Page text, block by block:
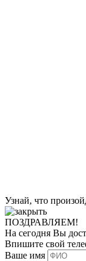
Узнай, что
ПОЗДРАВЛЯЕМ!
На сегодня Вы
Впишите свой
Ваше имя